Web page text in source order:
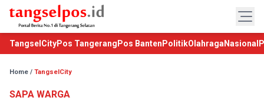
TangselCityPos Tangerang Pos Banten PolitikOlahraga Nasional
Home / TangselCity
SAPA WARGA